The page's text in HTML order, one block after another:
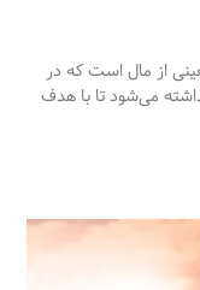
از مال است که در
می‌شود تا با هدف